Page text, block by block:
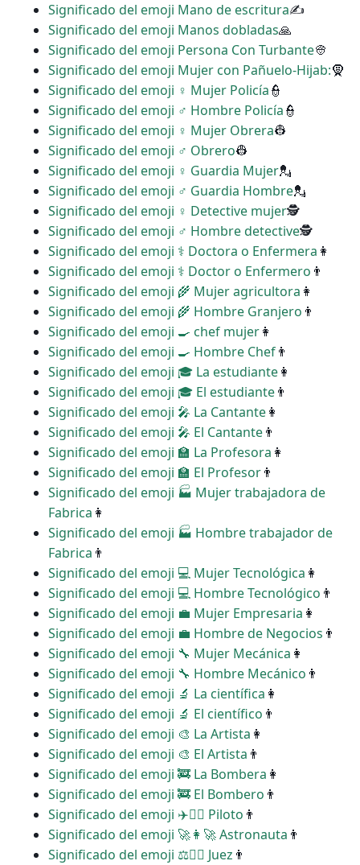
Significado del emoji Mano de escritura✍
Significado del emoji Manos dobladas🙏
Significado del emoji Persona Con Turbante👳
Significado del emoji Mujer con Pañuelo-Hijab:🧕
Significado del emoji ‍♀️ Mujer Policía👮
Significado del emoji ‍♂️ Hombre Policía👮
Significado del emoji ♀ Mujer Obrera👷
Significado del emoji ♂ Obrero👷
Significado del emoji ♀ Guardia Mujer💂
Significado del emoji ♂ Guardia Hombre💂
Significado del emoji ️‍♀️ Detective mujer🕵
Significado del emoji ♂ Hombre detective🕵
Significado del emoji ‍⚕️ Doctora o Enfermera 👩
Significado del emoji ‍⚕️ Doctor o Enfermero 👨
Significado del emoji ‍🌾 Mujer agricultora 👩
Significado del emoji ‍🌾 Hombre Granjero 👨
Significado del emoji ‍🍳 chef mujer👩
Significado del emoji ‍🍳 Hombre Chef👨
Significado del emoji ‍🎓 La estudiante👩
Significado del emoji ‍🎓 El estudiante👨
Significado del emoji ‍🎤 La Cantante👩
Significado del emoji ‍🎤 El Cantante👨
Significado del emoji ‍🏫 La Profesora 👩
Significado del emoji ‍🏫 El Profesor👨
Significado del emoji ‍🏭 Mujer trabajadora de
Fabrica 👩
Significado del emoji ‍🏭 Hombre trabajador de
Fabrica 👨
Significado del emoji ‍💻 Mujer Tecnológica 👩
Significado del emoji ‍💻 Hombre Tecnológico 👨
Significado del emoji ‍💼 Mujer Empresaria 👩
Significado del emoji ‍💼 Hombre de Negocios 👨
Significado del emoji ‍🔧 Mujer Mecánica 👩
Significado del emoji ‍🔧 Hombre Mecánico 👨
Significado del emoji ‍🔬 La científica 👩
Significado del emoji ‍🔬 El científico 👨
Significado del emoji ‍🎨 La Artista 👩
Significado del emoji ‍🎨 El Artista 👨
Significado del emoji ‍🚒 La Bombera 👩
Significado del emoji ‍🚒 El Bombero 👨
Significado del emoji ‍✈️👩‍✈️ Piloto 👨
Significado del emoji ‍🚀👩‍🚀 Astronauta 👨
Significado del emoji ‍⚖️👩‍⚖️ Juez 👨